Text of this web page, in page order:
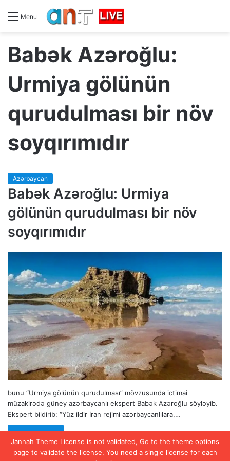
Jannah Theme License is not validated, Go to the theme options
page to validate the license, You need a single license for each
Menu
Babək Azəroğlu:
Urmiya gölünün
qurudulması bir növ
soyqırımıdır
Azərbaycan
Babək Azəroğlu: Urmiya
gölünün qurudulması bir növ
soyqırımıdır
bunu “Urmiya gölünün qurudulması” mövzusunda ictimai
müzakirədə güney azərbaycanlı ekspert Babək Azəroğlu söyləyib.
Ekspert bildirib: “Yüz ildir İran rejimi azərbaycanlılara,…
Read More »